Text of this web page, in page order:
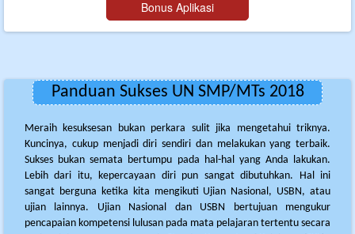
Panduan Sukses UN SMP/MTs 2018
Meraih kesuksesan bukan perkara sulit jika mengetahui triknya.
Kuncinya, cukup menjadi diri sendiri dan melakukan yang terbaik.
Sukses bukan semata bertumpu pada hal-hal yang Anda lakukan.
Lebih dari itu, kepercayaan diri pun sangat dibutuhkan. Hal ini
sangat berguna ketika kita mengikuti Ujian Nasional, USBN, atau
ujian lainnya. Ujian Nasional dan USBN bertujuan mengukur
pencapaian kompetensi lulusan pada mata pelajaran tertentu secara